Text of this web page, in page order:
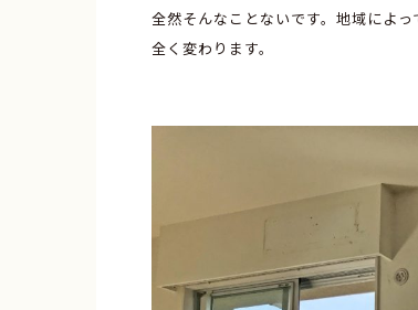
全然そんなことないです。地域によっ
全く変わります。